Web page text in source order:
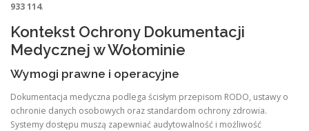
933 114.
Kontekst Ochrony Dokumentacji
Medycznej w Wołominie
Wymogi prawne i operacyjne
Dokumentacja medyczna podlega ścisłym przepisom RODO, ustawy o
ochronie danych osobowych oraz standardom ochrony zdrowia.
Systemy dostępu muszą zapewniać audytowalność i możliwość